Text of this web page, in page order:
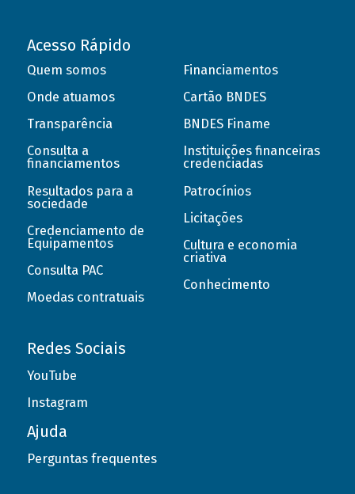
Acesso Rápido
Quem somos
Onde atuamos
Transparência
Consulta a
financiamentos
Resultados para a
sociedade
Credenciamento de
Equipamentos
Consulta PAC
Moedas contratuais
Financiamentos
Cartão BNDES
BNDES Finame
Instituições financeiras
credenciadas
Patrocínios
Licitações
Cultura e economia
criativa
Conhecimento
Redes Sociais
YouTube
Instagram
Ajuda
Perguntas frequentes